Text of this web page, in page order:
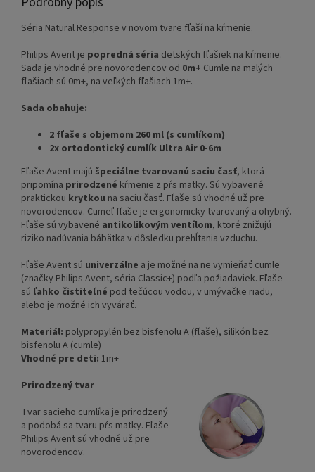
Séria Natural Response v novom tvare fľaší na kŕmenie.
Philips Avent je popredná séria detských fľašiek na kŕmenie.
Sada je vhodné pre novorodencov od 0m+ Cumle na malých
fľašiach sú 0m+, na veľkých fľašiach 1m+.
Sada obahuje:
2 fľaše s objemom 260 ml (s cumlíkom)
2x ortodontický cumlík Ultra Air 0-6m
Fľaše Avent majú špeciálne tvarovanú saciu časť, ktorá
pripomína prirodzené kŕmenie z pŕs matky. Sú vybavené
praktickou krytkou na saciu časť. Fľaše sú vhodné už pre
novorodencov. Cumeľ fľaše je ergonomicky tvarovaný a ohybný.
Fľaše sú vybavené antikolikovým ventílom, ktoré znižujú
riziko nadúvania bábätka v dôsledku prehĺtania vzduchu.
Fľaše Avent sú univerzálne a je možné na ne vymieňať cumle
(značky Philips Avent, séria Classic+) podľa požiadaviek. Fľaše
sú ľahko čistiteľné pod tečúcou vodou, v umývačke riadu,
alebo je možné ich vyvárať.
Materiál: polypropylén bez bisfenolu A (fľaše), silikón bez
bisfenolu A (cumle)
Vhodné pre deti: 1m+
Prirodzený tvar
Tvar sacieho cumlíka je prirodzený
a podobá sa tvaru pŕs matky. Fľaše
Philips Avent sú vhodné už pre
novorodencov.